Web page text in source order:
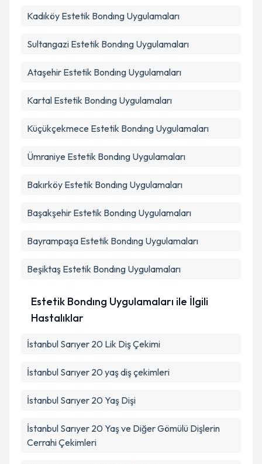
Kadıköy Estetik Bondıng Uygulamaları
Sultangazi Estetik Bondıng Uygulamaları
Ataşehir Estetik Bondıng Uygulamaları
Kartal Estetik Bondıng Uygulamaları
Küçükçekmece Estetik Bondıng Uygulamaları
Ümraniye Estetik Bondıng Uygulamaları
Bakırköy Estetik Bondıng Uygulamaları
Başakşehir Estetik Bondıng Uygulamaları
Bayrampaşa Estetik Bondıng Uygulamaları
Beşiktaş Estetik Bondıng Uygulamaları
Estetik Bondıng Uygulamaları ile İlgili
Hastalıklar
İstanbul Sarıyer 20 Lik Diş Çekimi
İstanbul Sarıyer 20 yaş diş çekimleri
İstanbul Sarıyer 20 Yaş Dişi
İstanbul Sarıyer 20 Yaş ve Diğer Gömülü Dişlerin
Cerrahi Çekimleri